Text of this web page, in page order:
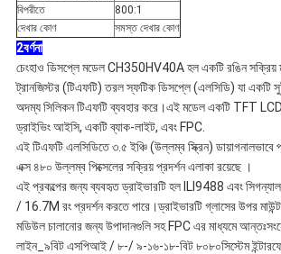
বিপরীতে
800:1
দেখার কোণ
সমস্ত দেখার কোণ
2বর্ণনা
চেংহাও ডিসপ্লে মডেল CH350HV40A হল একটি রঙিন সক্রিয়
ট্রানজিস্টর (টিএফটি) তরল স্ফটিক ডিসপ্লে (এলসিডি) যা একটি
অদম্য সিলিকন টিএফটি ব্যবহার করে।এই মডেল একটি TFT
ড্রাইভিং আইসি, একটি ব্যাক-লাইট, এবং FPC.
এই টিএফটি এলসিডিতে ৩.৫ ইঞ্চি (উল্লম্ব স্ক্রিন)
এক্স ৪৮০ উল্লম্ব পিক্সেলের সক্রিয় প্রদর্শন এলাকা রয়েছে ।
এই প্রকল্পের জন্য ব্যবহৃত ড্রাইভারটি হল ILI9488 এবং
/ 16.7M রং প্রদর্শন করতে পারে।ড্রাইভারটি গ্লাসের উপর
মডিউল চালানোর জন্য উপাদানগুলি সহ FPC এর মাধ্যমে
লাইন_৯বিট এসপিআই / ৮-/ ৯-১৬-১৮-বিট ৮০৮০সিস্টেম